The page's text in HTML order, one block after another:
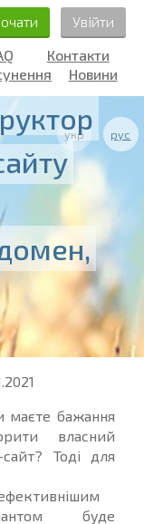
Контакти
Новини
Увійти
укр рус
маєте бажання
власний
сайт? Тоді для
буде